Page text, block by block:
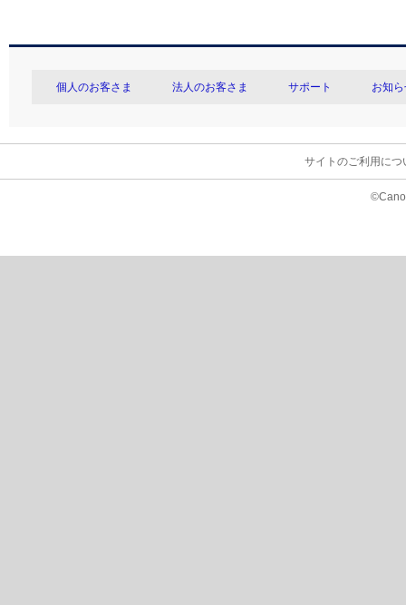
個人のお客さま 法人のお客さま サポート お知
サイトのご利用につ